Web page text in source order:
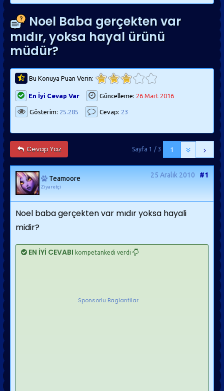
Noel Baba gerçekten var
mıdır, yoksa hayal ürünü
müdür?
Bu Konuya Puan Verin:
En İyi Cevap Var Güncelleme: 26 Mart 2016
Gösterim: 25.285 Cevap: 23
Cevap Yaz 1
Sayfa 1 / 3
Teamoore
Ziyaretçi
25 Aralık 2010 #1
Noel baba gerçekten var mıdır yoksa hayali
midir?
EN İYİ CEVABI kompetankedi verdi
Sponsorlu Baglantilar